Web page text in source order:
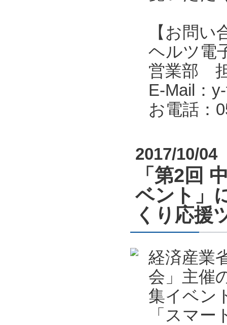
【お問い
ヘルツ電
営業部
E-Mail：
お電話：
2017/10/04
「第2回
ベント」
くり応援
経済産業
会」主催
集イベン
「スマ